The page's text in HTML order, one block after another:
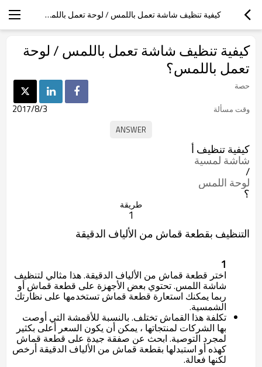
كيفية تنظيف شاشة تعمل باللمس / لوحة تعمل باللمس؟
كيفية تنظيف شاشة تعمل باللمس / لوحة
تعمل باللمس؟
حصة
وقت مسألة
2017/8/3
كيفية تنظيف أ
شاشة لمسية
/
لوحة اللمس
؟
طريقة
1
التنظيف بقطعة قماش من الألياف الدقيقة
1
اختر قطعة قماش من الألياف الدقيقة. هذا مثالي لتنظيف
شاشة اللمس. تحتوي بعض الأجهزة على قطعة قماش أو
ربما يمكنك استعارة قطعة قماش تستخدمها على نظارتك
الشمسية.
تكلفة هذا القماش تختلف. بالنسبة للأقمشة التي أوصت
بها الشركات لمنتجاتها ، يمكن أن يكون السعر أعلى بكثير
لمجرد التوصية. ابحث عن صفقة جيدة على قطعة قماش
كهذه أو استبدلها بقطعة قماش من الألياف الدقيقة أرخص
لكنها فعالة.